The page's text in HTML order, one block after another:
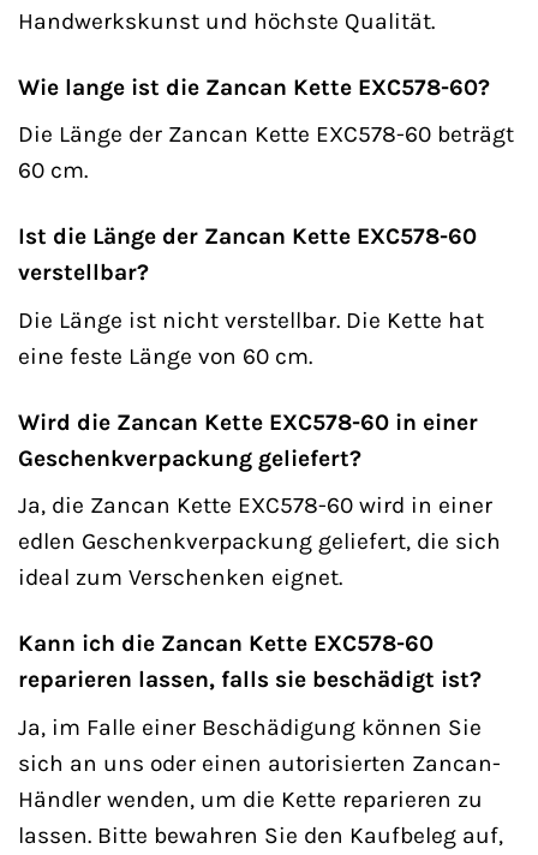
Handwerkskunst und höchste Qualität.
Wie lange ist die Zancan Kette EXC578-60?
Die Länge der Zancan Kette EXC578-60 beträgt
60 cm.
Ist die Länge der Zancan Kette EXC578-60
verstellbar?
Die Länge ist nicht verstellbar. Die Kette hat
eine feste Länge von 60 cm.
Wird die Zancan Kette EXC578-60 in einer
Geschenkverpackung geliefert?
Ja, die Zancan Kette EXC578-60 wird in einer
edlen Geschenkverpackung geliefert, die sich
ideal zum Verschenken eignet.
Kann ich die Zancan Kette EXC578-60
reparieren lassen, falls sie beschädigt ist?
Ja, im Falle einer Beschädigung können Sie
sich an uns oder einen autorisierten Zancan-
Händler wenden, um die Kette reparieren zu
lassen. Bitte bewahren Sie den Kaufbeleg auf,